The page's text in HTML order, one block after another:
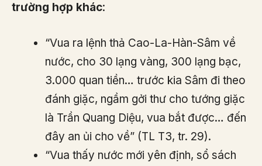
trường hợp khác:
“Vua ra lệnh thả Cao-La-Hàn-Sâm về
nước, cho 30 lạng vàng, 300 lạng bạc,
3.000 quan tiền… trước kia Sâm đi theo
đánh giặc, ngầm gởi thư cho tướng giặc
là Trần Quang Diệu, vua bắt được… đến
đây an ủi cho về” (TL T3, tr. 29).
“Vua thấy nước mới yên định, sổ sách